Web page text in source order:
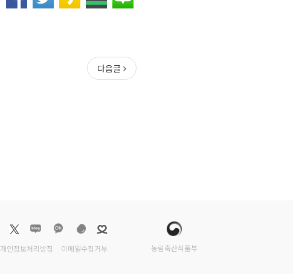
다음글
개인정보처리방침 이메일수집거부 농림축산식품부